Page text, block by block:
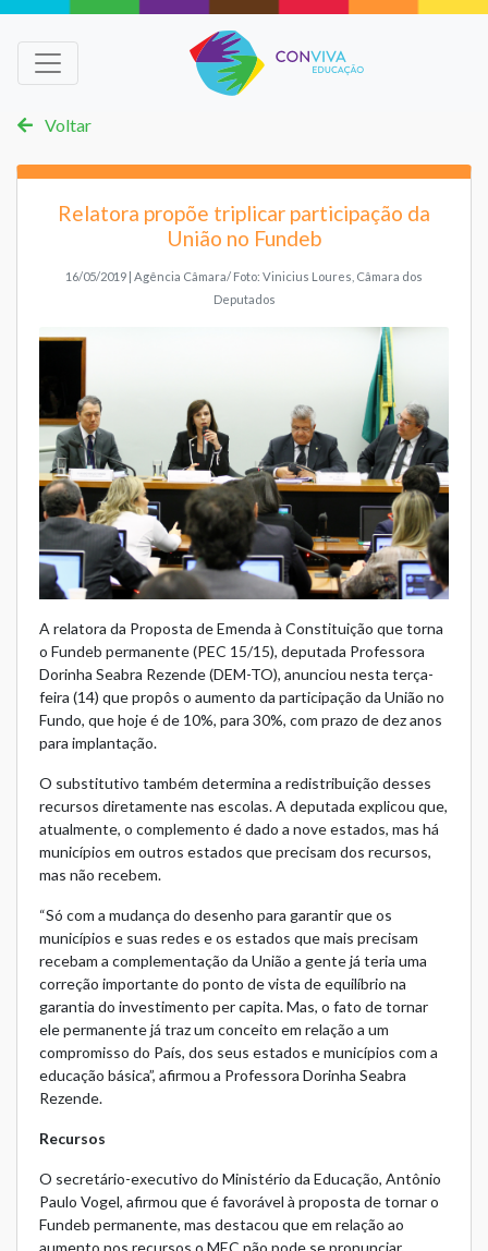
Voltar
Relatora propõe triplicar participação da
União no Fundeb
16/05/2019 | Agência Câmara/ Foto: Vinicius Loures, Câmara dos
Deputados
A relatora da Proposta de Emenda à Constituição que torna
o Fundeb permanente (PEC 15/15), deputada Professora
Dorinha Seabra Rezende (DEM-TO), anunciou nesta terça-
feira (14) que propôs o aumento da participação da União no
Fundo, que hoje é de 10%, para 30%, com prazo de dez anos
para implantação.
O substitutivo também determina a redistribuição desses
recursos diretamente nas escolas. A deputada explicou que,
atualmente, o complemento é dado a nove estados, mas há
municípios em outros estados que precisam dos recursos,
mas não recebem.
“Só com a mudança do desenho para garantir que os
municípios e suas redes e os estados que mais precisam
recebam a complementação da União a gente já teria uma
correção importante do ponto de vista de equilíbrio na
garantia do investimento per capita. Mas, o fato de tornar
ele permanente já traz um conceito em relação a um
compromisso do País, dos seus estados e municípios com a
educação básica”, afirmou a Professora Dorinha Seabra
Rezende.
Recursos
O secretário-executivo do Ministério da Educação, Antônio
Paulo Vogel, afirmou que é favorável à proposta de tornar o
Fundeb permanente, mas destacou que em relação ao